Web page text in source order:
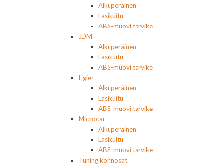
Alkuperäinen
Lasikuitu
ABS-muovi tarvike
JDM
Alkuperäinen
Lasikuitu
ABS-muovi tarvike
Ligier
Alkuperäinen
Lasikuitu
ABS-muovi tarvike
Microcar
Alkuperäinen
Lasikuitu
ABS-muovi tarvike
Tuning korinosat